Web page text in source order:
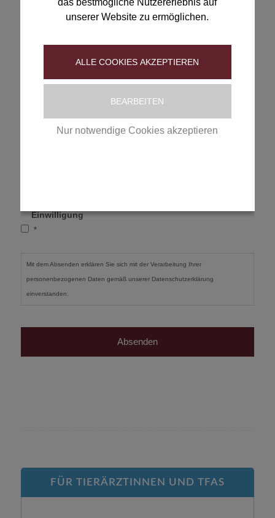
Erinnerungsservice
Reisebeginn an den nötigen Parasitenschutz.
JJJJ
Einwilligung *
Einwilligung
*
Mit dem Absenden erklären Sie sich mit der Verarbeitung Ihrer
personenbezogenen Daten gemäß unserer Datenschutzerklärung
einverstanden.
FÜR TIERÄRZTINNEN UND TFAS
unserer Website zu ermöglichen.
ALLE COOKIES AKZEPTIEREN
BEARBEITEN
Nur notwendige Cookies akzeptieren